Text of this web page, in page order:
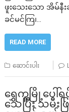
ဖူးသေးသော အိမ်
ခင်မင်ကြ၊…
READ MORE
ဆောင်းပါး
ရွှေကူမြို့ပေါ်
သေပြီး သမီး